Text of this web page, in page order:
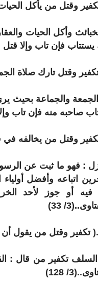
تكفير وقتل من يأكل
وأكل الحيات
فإن تاب وإلا قتل
تكفير وقتل تارك صلاة
الجمعة والجماعة
صاحبه منه فإن تاب وإلا
تكفير وقتل من يخالفه
: فهو ما ثبت عن
اتباعه وأفضل
أو جوز لأحد
33)
تكفير وقتل من يقول
تكفير من قال :
128)